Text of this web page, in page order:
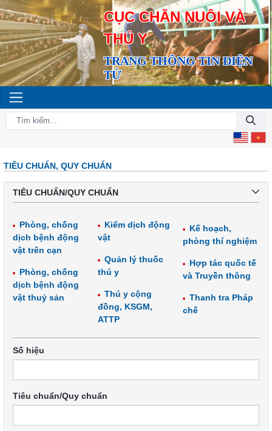
CỤC CHĂN NUÔI VÀ
THÚ Y
TRANG THÔNG TIN ĐIỆN
TỬ
TIÊU CHUẨN, QUY CHUẨN
TIÊU CHUẨN/QUY CHUẨN
Phòng, chống
dịch bệnh động
vật trên cạn
Phòng, chống
dịch bệnh động
vật thuỷ sản
Kiểm dịch động
vật
Quản lý thuốc
thú y
Thú y cộng
đồng, KSGM,
ATTP
Kế hoạch,
phòng thí nghiệm
Hợp tác quốc tế
và Truyền thông
Thanh tra Pháp
chế
Số hiệu
Tiêu chuẩn/Quy chuẩn